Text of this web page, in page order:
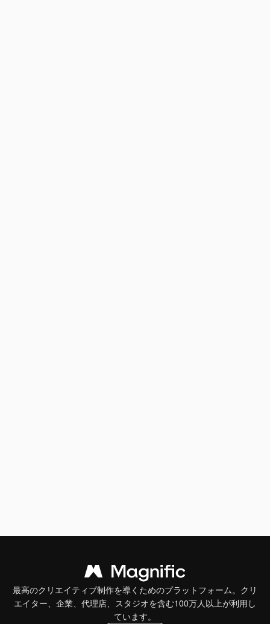
最高のクリエイティブ制作を導くためのプラットフォーム。クリ
エイター、企業、代理店、スタジオを含む100万人以上が利用し
ています。